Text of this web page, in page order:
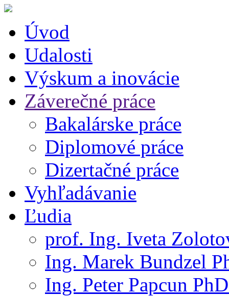
Úvod
Udalosti
Výskum a inovácie
Záverečné práce
Bakalárske práce
Diplomové práce
Dizertačné práce
Vyhľadávanie
Ľudia
prof. Ing. Iveta
Ing. Marek Bundzel
Ing. Peter Papcun